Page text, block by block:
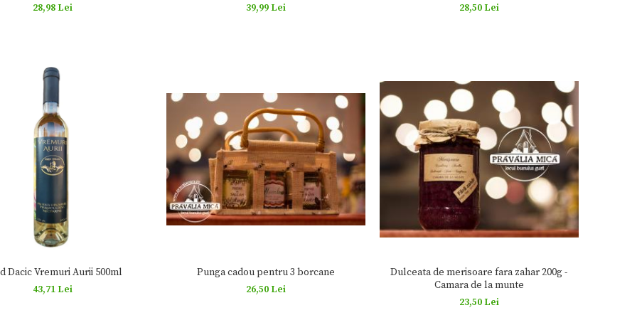
28,98 Lei
39,99 Lei
28,50 Lei
Dacic Vremuri Aurii 500ml
43,71 Lei
Punga cadou pentru 3 borcane
26,50 Lei
Dulceata de merisoare fara zahar 200g -
Camara de la munte
23,50 Lei